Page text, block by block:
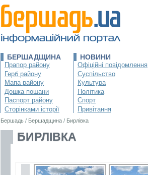
БЕРШАДЩИНА
Прапор району
Герб району
Мапа району
Дошка пошани
Паспорт району
Сторінками історії
НОВИНИ
Офіційні повідомлення
Суспільство
Культура
Політика
Спорт
Привітання
Бершадь / Бершадщина / Бирлівка
БИРЛІВКА